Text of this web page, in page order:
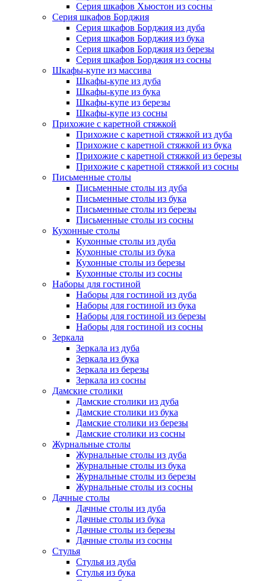
Серия шкафов Хьюстон из сосны
Серия шкафов Борджия
Серия шкафов Борджия из дуба
Серия шкафов Борджия из бука
Серия шкафов Борджия из березы
Серия шкафов Борджия из сосны
Шкафы-купе из массива
Шкафы-купе из дуба
Шкафы-купе из бука
Шкафы-купе из березы
Шкафы-купе из сосны
Прихожие с каретной стяжкой
Прихожие с каретной стяжкой из дуба
Прихожие с каретной стяжкой из бука
Прихожие с каретной стяжкой из березы
Прихожие с каретной стяжкой из сосны
Письменные столы
Письменные столы из дуба
Письменные столы из бука
Письменные столы из березы
Письменные столы из сосны
Кухонные столы
Кухонные столы из дуба
Кухонные столы из бука
Кухонные столы из березы
Кухонные столы из сосны
Наборы для гостиной
Наборы для гостиной из дуба
Наборы для гостиной из бука
Наборы для гостиной из березы
Наборы для гостиной из сосны
Зеркала
Зеркала из дуба
Зеркала из бука
Зеркала из березы
Зеркала из сосны
Дамские столики
Дамские столики из дуба
Дамские столики из бука
Дамские столики из березы
Дамские столики из сосны
Журнальные столы
Журнальные столы из дуба
Журнальные столы из бука
Журнальные столы из березы
Журнальные столы из сосны
Дачные столы
Дачные столы из дуба
Дачные столы из бука
Дачные столы из березы
Дачные столы из сосны
Стулья
Стулья из дуба
Стулья из бука